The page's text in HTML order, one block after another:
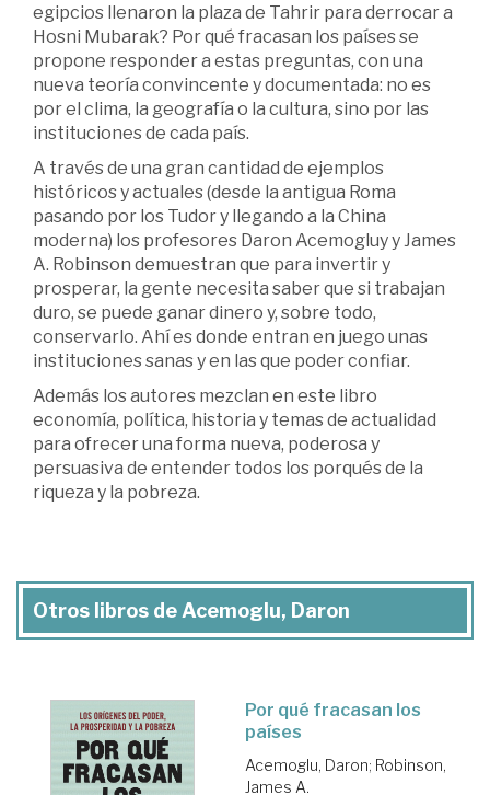
egipcios llenaron la plaza de Tahrir para derrocar a
Hosni Mubarak? Por qué fracasan los países se
propone responder a estas preguntas, con una
nueva teoría convincente y documentada: no es
por el clima, la geografía o la cultura, sino por las
instituciones de cada país.
A través de una gran cantidad de ejemplos
históricos y actuales (desde la antigua Roma
pasando por los Tudor y llegando a la China
moderna) los profesores Daron Acemogluy y James
A. Robinson demuestran que para invertir y
prosperar, la gente necesita saber que si trabajan
duro, se puede ganar dinero y, sobre todo,
conservarlo. Ahí es donde entran en juego unas
instituciones sanas y en las que poder confiar.
Además los autores mezclan en este libro
economía, política, historia y temas de actualidad
para ofrecer una forma nueva, poderosa y
persuasiva de entender todos los porqués de la
riqueza y la pobreza.
Otros libros de Acemoglu, Daron
Por qué fracasan los
países
Acemoglu, Daron; Robinson,
James A.